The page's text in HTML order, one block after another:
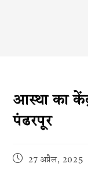
आस्था का
पंढरपूर
Post27 अप्रैल, 2025